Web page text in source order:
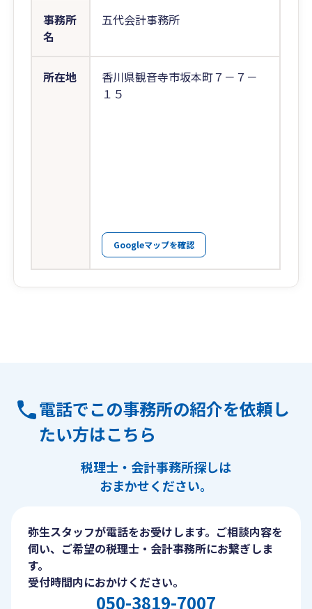
事務所
名
五代会計事務所
所在地
香川県観音寺市坂本町７－７－
１５
Googleマップを確認
電話でこの事務所の紹介を依頼し
たい方はこちら
税理士・会計事務所探しは
おまかせください。
弥生スタッフが電話をお受けします。ご相談内容を
伺い、ご希望の税理士・会計事務所にお繋ぎしま
す。
受付時間内におかけください。
050-3819-7007